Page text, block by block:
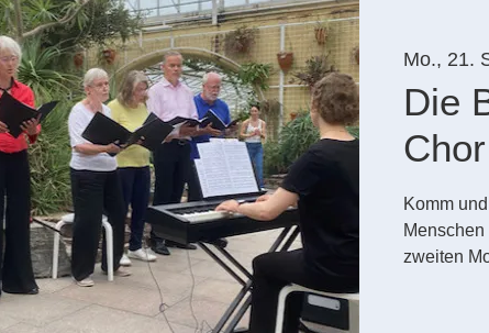
Mo., 21.
Die
Komm
zweiten